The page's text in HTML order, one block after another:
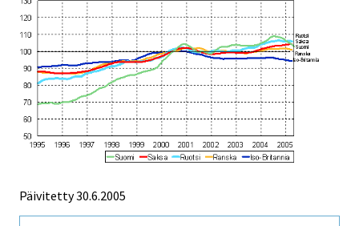
Päivitetty30.6.2005